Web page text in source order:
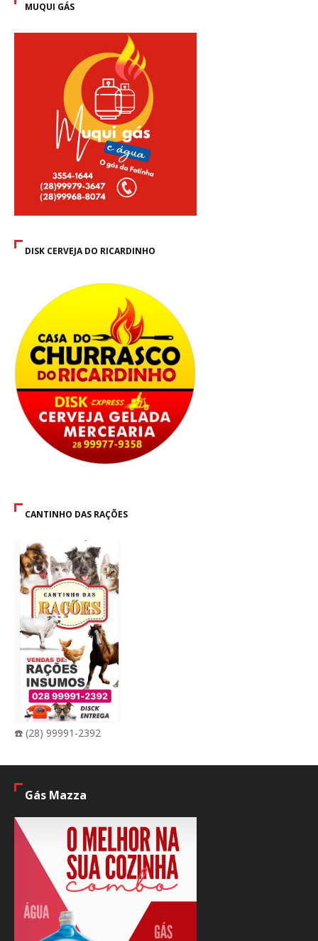
MUQUI GÁS
DISK CERVEJA DO RICARDINHO
CANTINHO DAS RAÇÕES
☎️ (28) 99991-2392
Gás Mazza